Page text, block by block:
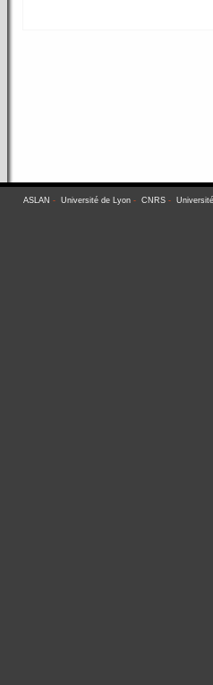
ASLAN - Université de Lyon - CNRS -